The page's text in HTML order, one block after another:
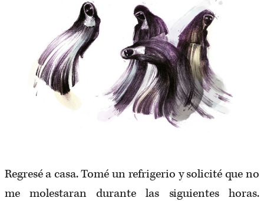
Regresé a casa. Tomé un refrigerio y solicité que no
me molestaran durante las siguientes horas.